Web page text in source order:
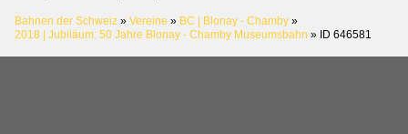
Bahnen der Schweiz » Vereine » BC | Blonay - Chamby »
2018 | Jubiläum: 50 Jahre Blonay - Chamby Museumsbahn » ID 646581